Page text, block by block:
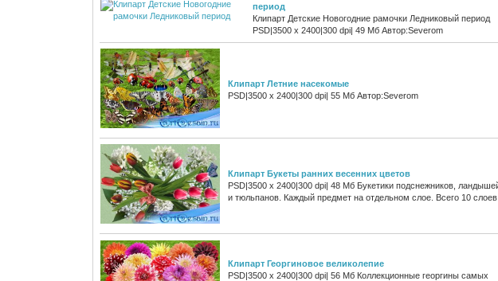
период
Клипарт Детские Новогодние рамочки Ледниковый период
PSD|3500 х 2400|300 dpi| 49 Мб Автор:Severom
Клипарт Летние насекомые
PSD|3500 х 2400|300 dpi| 55 Мб Автор:Severom
Клипарт Букеты ранних весенних цветов
PSD|3500 х 2400|300 dpi| 48 Мб Букетики подснежников,
и тюльпанов. Каждый предмет на отдельном слое. Всего 10 слоев
Клипарт Георгиновое великолепие
PSD|3500 х 2400|300 dpi| 56 Мб Коллекционные георгины самых